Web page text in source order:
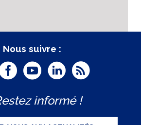
Nous suivre :
F
c
Y
u
L
n
R
informé !